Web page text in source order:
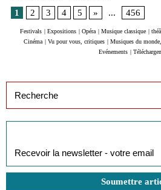
1
2 3 4 5 » ... 456
Festivals | Expositions | Opéra | Musique classique |
Cinéma | Vu pour vous, critiques | Musiques du
Evénements |
Soumettre